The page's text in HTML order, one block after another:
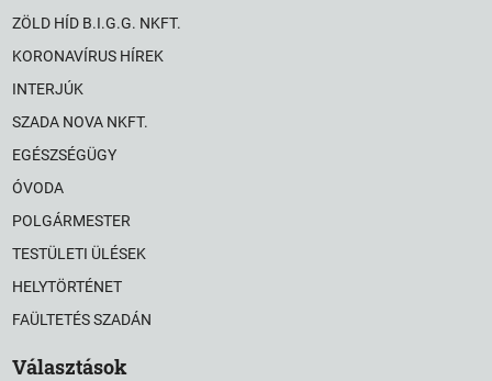
ZÖLD HÍD B.I.G.G. NKFT.
KORONAVÍRUS HÍREK
INTERJÚK
SZADA NOVA NKFT.
EGÉSZSÉGÜGY
ÓVODA
POLGÁRMESTER
TESTÜLETI ÜLÉSEK
HELYTÖRTÉNET
FAÜLTETÉS SZADÁN
Választások